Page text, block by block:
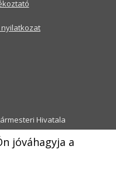
jóváhagyja a
Hivatala
1.
Pf.: 31